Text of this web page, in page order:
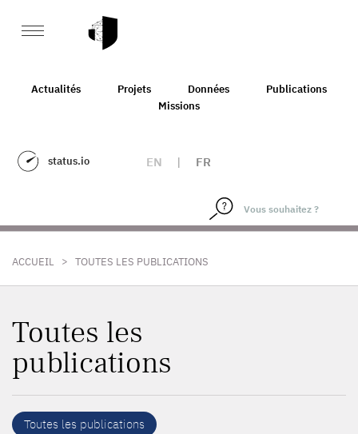
Actualités Projets Données
Publications
Missions
status.io EN | FR
ACCUEIL > TOUTES LES PUBLICATIONS
Toutes les
publications
Toutes les publications